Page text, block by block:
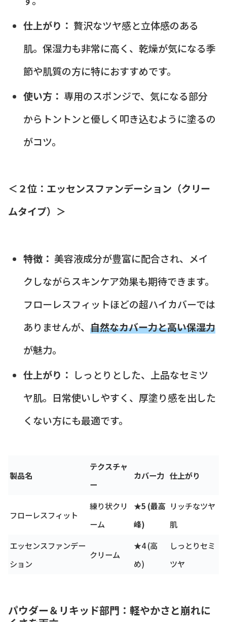
仕上がり： 贅沢なツヤ感と立体感のある
肌。保湿力も非常に高く、乾燥が気になる季
節や肌質の方に特におすすめです。
使い方： 専用のスポンジで、気になる部分
からトントンと優しく叩き込むように塗るの
がコツ。
＜２位：エッセンスファンデーション（クリー
ムタイプ）＞
特徴： 美容液成分が豊富に配合され、メイ
クしながらスキンケア効果も期待できます。
フローレスフィットほどの超ハイカバーでは
ありませんが、 自然なカバー力と高い保湿力
が魅力。
仕上がり： しっとりとした、上品なセミツ
ヤ肌。日常使いしやすく、厚塗り感を出した
くない方にも最適です。
製品名
テクスチャ
ー
カバー力 仕上がり
フローレスフィット
練り状クリ
ーム
★5 (最高
峰)
リッチなツヤ
肌
エッセンスファンデー
ション
クリーム
★4 (高
め)
しっとりセミ
ツヤ
パウダー＆リキッド部門：軽やかさと崩れに